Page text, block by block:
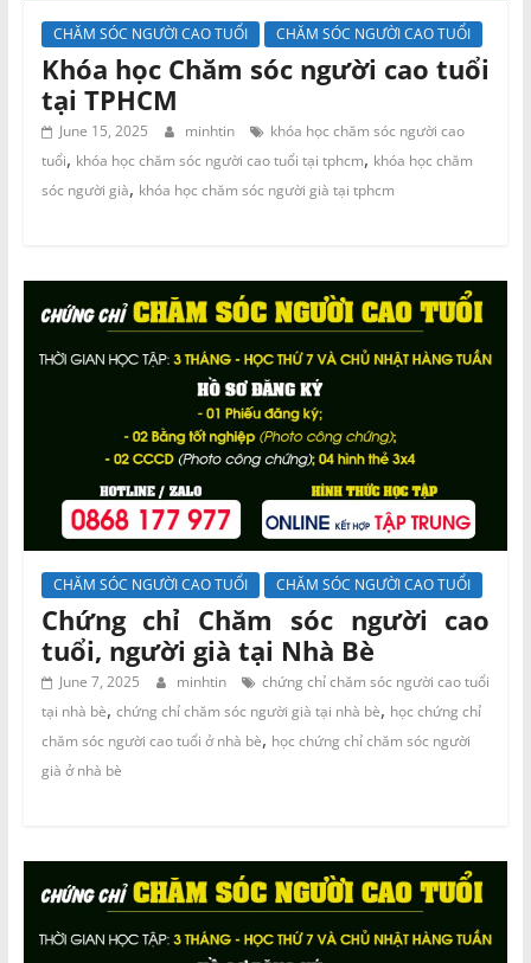
CHĂM SÓC NGƯỜI CAO TUỔI CHĂM SÓC NGƯỜI CAO TUỔI
Khóa học Chăm sóc người cao tuổi
tại TPHCM
June 15, 2025 minhtin
khóa học chăm sóc người cao
tuổi, khóa học chăm sóc người cao tuổi tại tphcm, khóa học chăm
sóc người già, khóa học chăm sóc người già tại tphcm
CHĂM SÓC NGƯỜI CAO TUỔI CHĂM SÓC NGƯỜI CAO TUỔI
Chứng chỉ Chăm sóc người cao
tuổi, người già tại Nhà Bè
June 7, 2025 minhtin
chứng chỉ chăm sóc người cao tuổi
tại nhà bè, chứng chỉ chăm sóc người già tại nhà bè, học chứng chỉ
chăm sóc người cao tuổi ở nhà bè, học chứng chỉ chăm sóc người
già ở nhà bè